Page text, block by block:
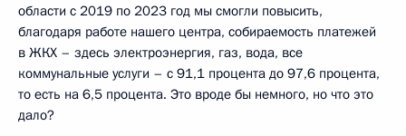
области с 2019 по 2023 год мы смогли повысить,
благодаря работе нашего центра, собираемость платежей
в ЖКХ – здесь электроэнергия, газ, вода, все
коммунальные услуги – с 91,1 процента до 97,6 процента,
то есть на 6,5 процента. Это вроде бы немного, но что это
дало?